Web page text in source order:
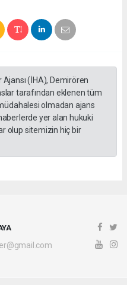
(İHA), Demirören
tarafından eklenen tüm
olmadan ajans
yer alan hukuki
olup sitemizin hiç bir